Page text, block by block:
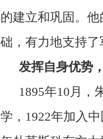
的建立和巩固。
础，有力地支持
发挥自身优势
1895年10月，
学， 1922年加入